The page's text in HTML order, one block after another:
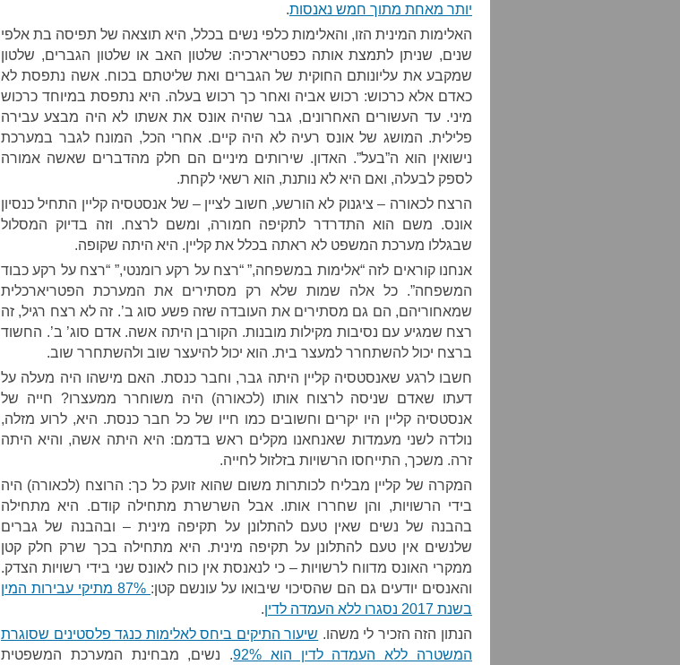
יותר מאחת מתוך חמש נאנסות.
האלימות המינית הזו, והאלימות כלפי נשים בכלל, היא תוצאה של תפיסה בת אלפי
שנים, שניתן לתמצת אותה כפטריארכיה: שלטון האב או שלטון הגברים, שלטון
שמקבע את עליונותם החוקית של הגברים ואת שליטתם בכוח. אשה נתפסת לא
כאדם אלא כרכוש: רכוש אביה ואחר כך רכוש בעלה. היא נתפסת במיוחד כרכוש
מיני. עד העשורים האחרונים, גבר שהיה אונס את אשתו לא היה מבצע עבירה
פלילית. המושג של אונס רעיה לא היה קיים. אחרי הכל, המונח לגבר במערכת
נישואין הוא ה”בעל”. האדון. שירותים מיניים הם חלק מהדברים שאשה אמורה
לספק לבעלה, ואם היא לא נותנת, הוא רשאי לקחת.
הרצח לכאורה – ציגנוק לא הורשע, חשוב לציין – של אנסטסיה קליין התחיל כנסיון
אונס. משם הוא התדרדר לתקיפה חמורה, ומשם לרצח. וזה בדיוק המסלול
שבגללו מערכת המשפט לא ראתה בכלל את קליין. היא היתה שקופה.
אנחנו קוראים לזה “אלימות במשפחה,” “רצח על רקע רומנטי,” “רצח על רקע כבוד
המשפחה”. כל אלה שמות שלא רק מסתירים את המערכת הפטריארכלית
שמאחוריהם, הם גם מסתירים את העובדה שזה פשע סוג ב’. זה לא רצח רגיל, זה
רצח שמגיע עם נסיבות מקילות מובנות. הקורבן היתה אשה. אדם סוג’ ב’. החשוד
ברצח יכול להשתחרר למעצר בית. הוא יכול להיעצר שוב ולהשתחרר שוב.
חשבו לרגע שאנסטסיה קליין היתה גבר, וחבר כנסת. האם מישהו היה מעלה על
דעתו שאדם שניסה לרצוח אותו (לכאורה) היה משוחרר ממעצרו? חייה של
אנסטסיה קליין היו יקרים וחשובים כמו חייו של כל חבר כנסת. היא, לרוע מזלה,
נולדה לשני מעמדות שאנחאנו מקלים ראש בדמם: היא היתה אשה, והיא היתה
זרה. משכך, התייחסו הרשויות בזלזול לחייה.
המקרה של קליין מבליח לכותרות משום שהוא זועק כל כך: הרוצח (לכאורה) היה
בידי הרשויות, והן שחררו אותו. אבל השרשרת מתחילה קודם. היא מתחילה
בהבנה של נשים שאין טעם להתלונן על תקיפה מינית – ובהבנה של גברים
שלנשים אין טעם להתלונן על תקיפה מינית. היא מתחילה בכך שרק חלק קטן
ממקרי האונס מדווח לרשויות – כי לנאנסת אין כוח לאונס שני בידי רשויות הצדק.
והאנסים יודעים גם הם שהסיכוי שיבואו על עונשם קטן:
87% מתיקי עבירות המין
בשנת 2017 נסגרו ללא העמדה לדין
.
הנתון הזה הזכיר לי משהו. שיעור התיקים ביחס לאלימות כנגד פלסטינים שסוגרת
המשטרה ללא העמדה לדין הוא 92%
. נשים, מבחינת המערכת המשפטית